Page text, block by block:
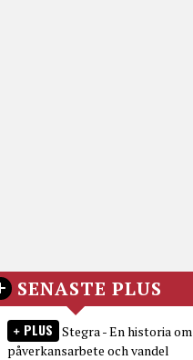
SENASTE PLUS
PLUS Stegra - En historia om
påverkansarbete och vandel